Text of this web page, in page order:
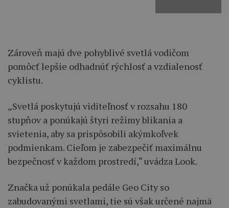
Zároveň majú dve pohyblivé svetlá vodičom
pomôcť lepšie odhadnúť rýchlosť a vzdialenosť
cyklistu.
„Svetlá poskytujú viditeľnosť v rozsahu 180
stupňov a ponúkajú štyri režimy blikania a
svietenia, aby sa prispôsobili akýmkoľvek
podmienkam. Cieľom je zabezpečiť maximálnu
bezpečnosť v každom prostredí,“ uvádza Look.
Značka už ponúkala pedále Geo City so
zabudovanými svetlami, tie sú však určené najmä